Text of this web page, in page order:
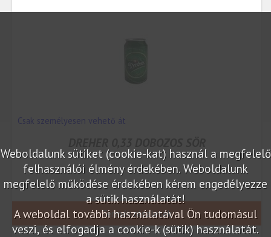
Csak személyesen vehető át
Termék részletek
Weboldalunk sütiket (cookie-kat) használ a megfelelő
felhasználói élmény érdekében. Weboldalunk
megfelelő működése érdekében kérem engedélyezze
a sütik használatát!
A weboldal további használatával Ön tudomásul
veszi, és elfogadja a cookie-k (sütik) használatát.